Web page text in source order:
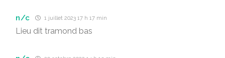
n/c 1 juillet 2023 17 h 17 min
Lieu dit tramond bas